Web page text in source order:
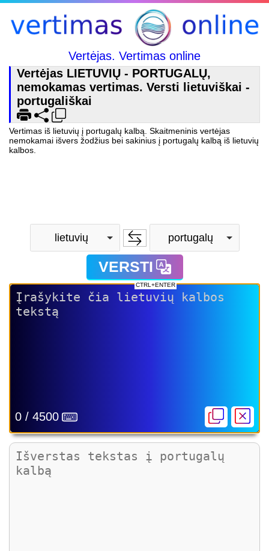
Vertėjas. Vertimas online
Vertėjas LIETUVIŲ - PORTUGALŲ,
nemokamas vertimas. Versti lietuviškai -
portugališkai
Vertimas iš lietuvių į portugalų kalbą. Skaitmeninis vertėjas
nemokamai išvers žodžius bei sakinius į portugalų kalbą iš lietuvių
kalbos.
lietuvių portugalų
VERSTI
CTRL+ENTER
0 / 4500